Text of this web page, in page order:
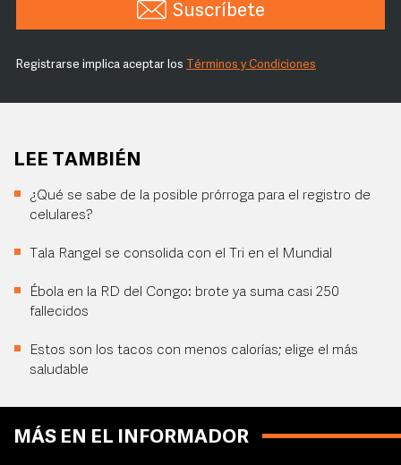
Suscríbete
Registrarse implica aceptar los Términos y Condiciones
LEE TAMBIÉN
¿Qué se sabe de la posible prórroga para el registro de
celulares?
Tala Rangel se consolida con el Tri en el Mundial
Ébola en la RD del Congo: brote ya suma casi 250
fallecidos
Estos son los tacos con menos calorías; elige el más
saludable
MÁS EN EL INFORMADOR